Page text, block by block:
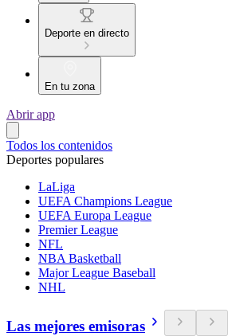
Deporte en directo
En tu zona
Abrir app
Todos los contenidos
Deportes populares
LaLiga
UEFA Champions League
UEFA Europa League
Premier League
NFL
NBA Basketball
Major League Baseball
NHL
Las mejores emisoras